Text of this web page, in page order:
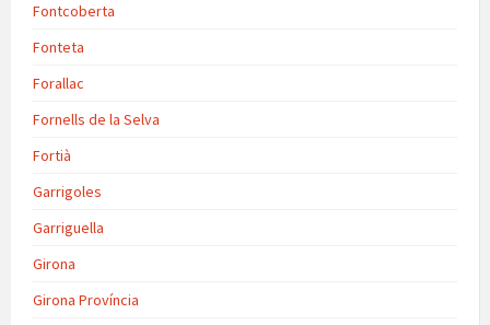
Fontcoberta
Fonteta
Forallac
Fornells de la Selva
Fortià
Garrigoles
Garriguella
Girona
Girona Província